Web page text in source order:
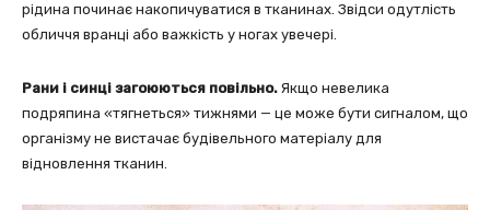
рідина починає накопичуватися в тканинах. Звідси одутлість
обличчя вранці або важкість у ногах увечері.
Рани і синці загоюються повільно. Якщо невелика
подряпина «тягнеться» тижнями — це може бути сигналом, що
організму не вистачає будівельного матеріалу для
відновлення тканин.